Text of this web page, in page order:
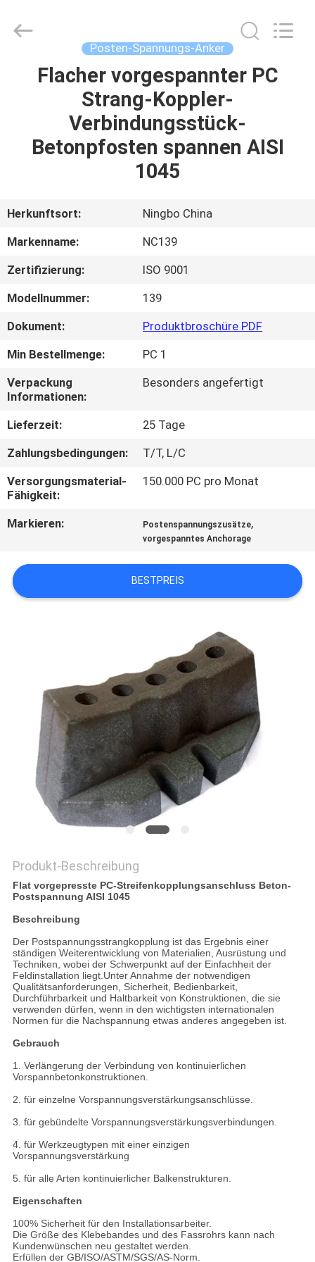
PRODUKTE
ÜBER
WERKSBESICHTIGUNG
QUALITÄTSKONTROLLE
KONTAKT
MIT
NEUIGKEITEN
BITTE UM
ANGEBOT
DATENSCHUTZRICHTLINIE
Foundry
CO.,LTD.
Posten-Spannungs-Anker
Flacher vorgespannter PC
Strang-Koppler-
Verbindungsstück-
Betonpfosten spannen AISI
1045
Herkunftsort:
Ningbo China
Markenname:
NC139
Zertifizierung:
ISO 9001
Modellnummer:
139
Dokument:
Produktbroschüre PDF
Min Bestellmenge:
PC 1
Verpackung
Informationen:
Besonders angefertigt
Lieferzeit:
25 Tage
Zahlungsbedingungen:
T/T, L/C
Versorgungsmaterial-
Fähigkeit:
150.000 PC pro Monat
Markieren: Postenspannungszusätze,
vorgespanntes Anchorage
BESTPREIS
Produkt-Beschreibung
Flat vorgepresste PC-Streifenkopplungsanschluss Beton-
Postspannung AISI 1045
Beschreibung
Der Postspannungsstrangkopplung ist das Ergebnis einer
ständigen Weiterentwicklung von Materialien, Ausrüstung und
Techniken, wobei der Schwerpunkt auf der Einfachheit der
Feldinstallation liegt.Unter Annahme der notwendigen
Qualitätsanforderungen, Sicherheit, Bedienbarkeit,
Durchführbarkeit und Haltbarkeit von Konstruktionen, die sie
verwenden dürfen, wenn in den wichtigsten internationalen
Normen für die Nachspannung etwas anderes angegeben ist.
Gebrauch
1. Verlängerung der Verbindung von kontinuierlichen
Vorspannbetonkonstruktionen.
2. für einzelne Vorspannungsverstärkungsanschlüsse.
3. für gebündelte Vorspannungsverstärkungsverbindungen.
4. für Werkzeugtypen mit einer einzigen
Vorspannungsverstärkung
5. für alle Arten kontinuierlicher Balkenstrukturen.
Eigenschaften
100% Sicherheit für den Installationsarbeiter.
Die Größe des Klebebandes und des Fassrohrs kann nach
Kundenwünschen neu gestaltet werden.
Erfüllen der GB/ISO/ASTM/SGS/AS-Norm.